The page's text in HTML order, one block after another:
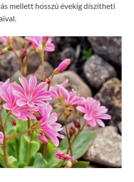
mellett hosszú évekig díszítheti